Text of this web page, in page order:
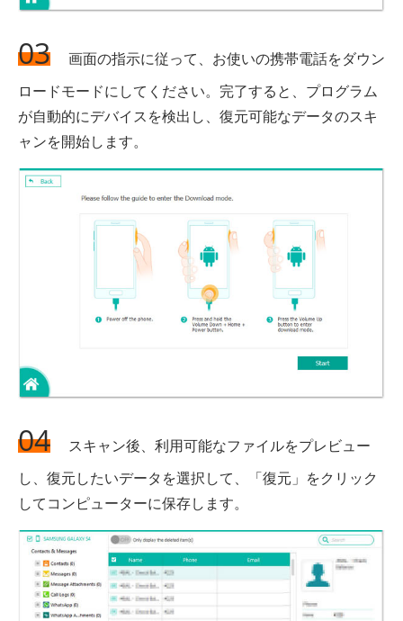
03
画面の指示に従って、お使いの携帯電話をダウン
ロードモードにしてください。完了すると、プログラム
が自動的にデバイスを検出し、復元可能なデータのスキ
ャンを開始します。
04
スキャン後、利用可能なファイルをプレビュー
し、復元したいデータを選択して、「復元」をクリック
してコンピューターに保存します。